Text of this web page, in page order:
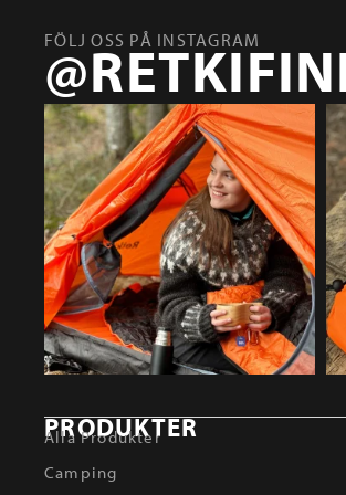
FÖLJ OSS PÅ INSTAGRAM
PRODUKTER
Alla Produkter
Camping